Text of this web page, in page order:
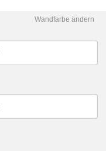
Wandfarbe ändern